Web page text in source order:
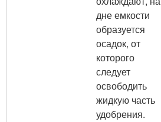
дне емкости
образуется
осадок, от
которого
следует
освободить
жидкую часть
удобрения.